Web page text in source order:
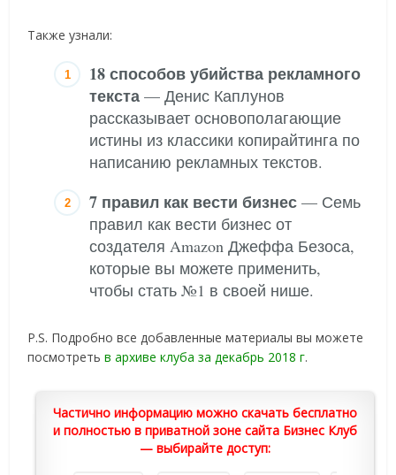
Также узнали:
18 способов убийства рекламного
текста — Денис Каплунов
рассказывает основополагающие
истины из классики копирайтинга по
написанию рекламных текстов.
7 правил как вести бизнес — Семь
правил как вести бизнес от
создателя Amazon Джеффа Безоса,
которые вы можете применить,
чтобы стать №1 в своей нише.
P.S. Подробно все добавленные материалы вы можете
посмотретьв архиве клуба за декабрь 2018 г.
Частично информацию можно скачать бесплатно
и полностью в приватной зоне сайта Бизнес Клуб
— выбирайте доступ: